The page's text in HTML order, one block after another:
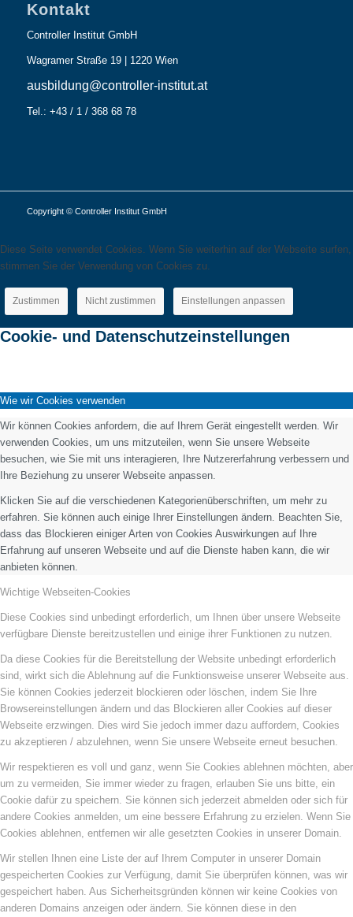
Kontakt
Controller Institut GmbH
Wagramer Straße 19 | 1220 Wien
ausbildung@controller-institut.at
Tel.: +43 / 1 / 368 68 78
Copyright © Controller Institut GmbH
Diese Seite verwendet Cookies. Wenn Sie weiterhin auf der Webseite surfen,
stimmen Sie der Verwendung von Cookies zu.
Zustimmen Nicht zustimmen Einstellungen anpassen
Cookie- und Datenschutzeinstellungen
Wie wir Cookies verwenden
Wir können Cookies anfordern, die auf Ihrem Gerät eingestellt werden. Wir
verwenden Cookies, um uns mitzuteilen, wenn Sie unsere Webseite
besuchen, wie Sie mit uns interagieren, Ihre Nutzererfahrung verbessern und
Ihre Beziehung zu unserer Webseite anpassen.
Klicken Sie auf die verschiedenen Kategorienüberschriften, um mehr zu
erfahren. Sie können auch einige Ihrer Einstellungen ändern. Beachten Sie,
dass das Blockieren einiger Arten von Cookies Auswirkungen auf Ihre
Erfahrung auf unseren Webseite und auf die Dienste haben kann, die wir
anbieten können.
Wichtige Webseiten-Cookies
Diese Cookies sind unbedingt erforderlich, um Ihnen über unsere Webseite
verfügbare Dienste bereitzustellen und einige ihrer Funktionen zu nutzen.
Da diese Cookies für die Bereitstellung der Website unbedingt erforderlich
sind, wirkt sich die Ablehnung auf die Funktionsweise unserer Webseite aus.
Sie können Cookies jederzeit blockieren oder löschen, indem Sie Ihre
Browsereinstellungen ändern und das Blockieren aller Cookies auf dieser
Webseite erzwingen. Dies wird Sie jedoch immer dazu auffordern, Cookies
zu akzeptieren / abzulehnen, wenn Sie unsere Webseite erneut besuchen.
Wir respektieren es voll und ganz, wenn Sie Cookies ablehnen möchten, aber
um zu vermeiden, Sie immer wieder zu fragen, erlauben Sie uns bitte, ein
Cookie dafür zu speichern. Sie können sich jederzeit abmelden oder sich für
andere Cookies anmelden, um eine bessere Erfahrung zu erzielen. Wenn Sie
Cookies ablehnen, entfernen wir alle gesetzten Cookies in unserer Domain.
Wir stellen Ihnen eine Liste der auf Ihrem Computer in unserer Domain
gespeicherten Cookies zur Verfügung, damit Sie überprüfen können, was wir
gespeichert haben. Aus Sicherheitsgründen können wir keine Cookies von
anderen Domains anzeigen oder ändern. Sie können diese in den